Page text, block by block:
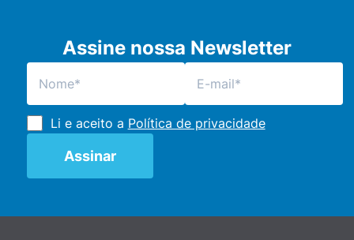
Assine nossa Newsletter
Li e aceito a Política de privacidade